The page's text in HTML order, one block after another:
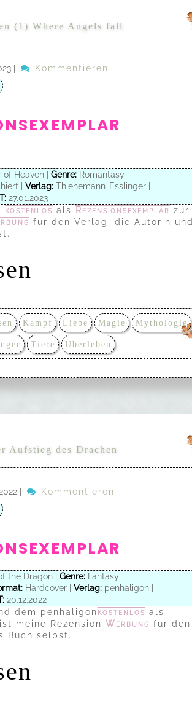
(1) Where Angels fall
Kommentieren
of Heaven | Genre: Romantasy
| Verlag:Thienemann-Esslinger |
27.01.2023
kostenlos als Rezensionsexemplar zur
für den Verlag, die Autorin und
Kampf Liebe Magie Mythologie
Tiere Überleben
Aufstieg des Drachen
Kommentieren
the Dragon | Genre:Fantasy
Hardcover | Verlag:penhaligon |
20.12.2022
dem penhaligonkostenlos als
meine Rezension Werbung für den
Buch selbst.